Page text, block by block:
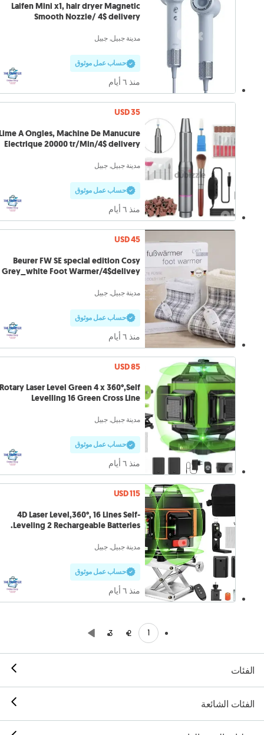
Laifen Mini x1, hair dryer Magnetic
Smooth Nozzle/ 4$ delivery
مدينة جبيل, جبيل
حساب عمل موثوق
منذ ٦ أيام
USD 35
A Ongles, Machine De Manucure
Electrique 20000 tr/Min/4$ delivery
مدينة جبيل, جبيل
حساب عمل موثوق
منذ ٦ أيام
USD 45
Beurer FW SE special edition Cosy
Grey_white Foot Warmer/4$delivey
مدينة جبيل, جبيل
حساب عمل موثوق
منذ ٦ أيام
USD 85
Laser Level Green 4 x 360°,Self
Levelling 16 Green Cross Line
مدينة جبيل, جبيل
حساب عمل موثوق
منذ ٦ أيام
USD 115
4D Laser Level,360°, 16 Lines Self-
Leveling 2 Rechargeable Batteries.
مدينة جبيل, جبيل
حساب عمل موثوق
منذ ٦ أيام
1
2
3
الفئات
الفئات الشائعة